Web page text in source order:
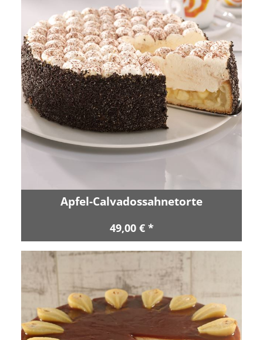
Apfel-Calvadossahnetorte
49,00 € *